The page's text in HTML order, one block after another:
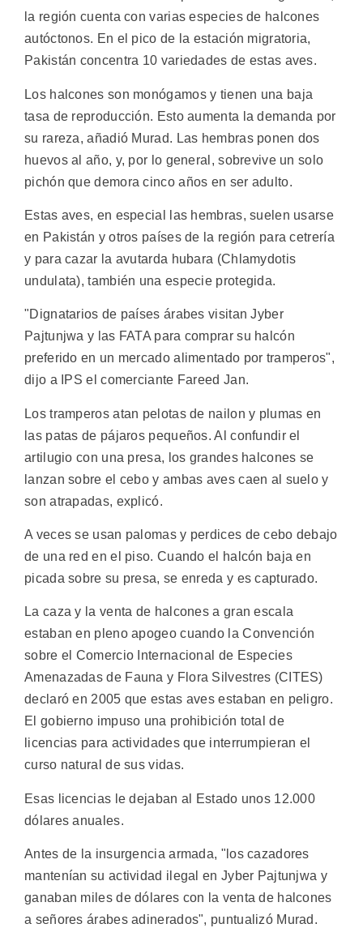
la región cuenta con varias especies de halcones
autóctonos. En el pico de la estación migratoria,
Pakistán concentra 10 variedades de estas aves.
Los halcones son monógamos y tienen una baja
tasa de reproducción. Esto aumenta la demanda por
su rareza, añadió Murad. Las hembras ponen dos
huevos al año, y, por lo general, sobrevive un solo
pichón que demora cinco años en ser adulto.
Estas aves, en especial las hembras, suelen usarse
en Pakistán y otros países de la región para cetrería
y para cazar la avutarda hubara (Chlamydotis
undulata), también una especie protegida.
"Dignatarios de países árabes visitan Jyber
Pajtunjwa y las FATA para comprar su halcón
preferido en un mercado alimentado por tramperos",
dijo a IPS el comerciante Fareed Jan.
Los tramperos atan pelotas de nailon y plumas en
las patas de pájaros pequeños. Al confundir el
artilugio con una presa, los grandes halcones se
lanzan sobre el cebo y ambas aves caen al suelo y
son atrapadas, explicó.
A veces se usan palomas y perdices de cebo debajo
de una red en el piso. Cuando el halcón baja en
picada sobre su presa, se enreda y es capturado.
La caza y la venta de halcones a gran escala
estaban en pleno apogeo cuando la Convención
sobre el Comercio Internacional de Especies
Amenazadas de Fauna y Flora Silvestres (CITES)
declaró en 2005 que estas aves estaban en peligro.
El gobierno impuso una prohibición total de
licencias para actividades que interrumpieran el
curso natural de sus vidas.
Esas licencias le dejaban al Estado unos 12.000
dólares anuales.
Antes de la insurgencia armada, "los cazadores
mantenían su actividad ilegal en Jyber Pajtunjwa y
ganaban miles de dólares con la venta de halcones
a señores árabes adinerados", puntualizó Murad.